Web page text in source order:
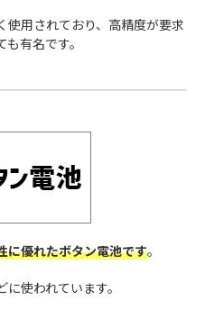
使用されており、高精度が要求
有名です。
に優れたボタン電池です。
使われています。